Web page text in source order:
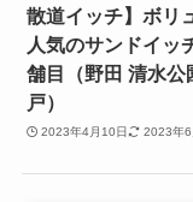
散道イッチ】ボリ
人気のサンドイッ
舗目（野田 清水公
戸）
2023年4月10日 2023年6